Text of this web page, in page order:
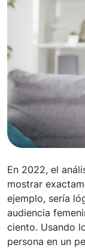
En 2022, el
mostrar
ejemplo, sería
audiencia
ciento. Usando
persona en un